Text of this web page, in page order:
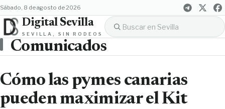
sábado, 8 de agosto de 2026
Digital Sevilla
SEVILLA, SIN RODEOS
Comunicados
Cómo las pymes canarias
pueden maximizar el Kit